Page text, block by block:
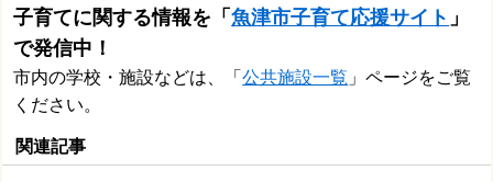
子育てに関する情報を「魚津市子育て応援サイト 」
で発信中！
市内の学校・施設などは、「公共施設一覧 」ページをご覧
ください。
関連記事